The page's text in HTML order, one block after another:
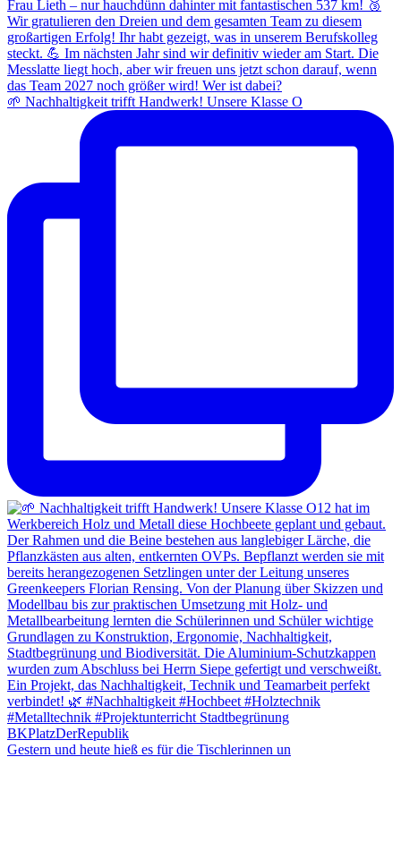
🌱 Nachhaltigkeit trifft Handwerk! Unsere Klasse O
Gestern und heute hieß es für die Tischlerinnen un